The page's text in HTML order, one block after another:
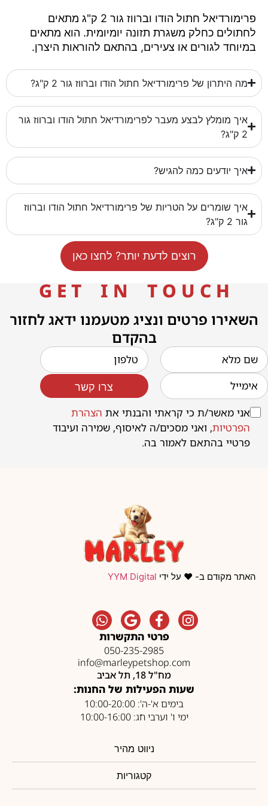
פרימורדיאל חתול הודו וברווז גור 2 ק"ג מתאים
לחתולים כחלק משגרת תזונה יומיומית. הוא מתאים
במיוחד לגורים או צעירים, בהתאם להוראות היצרן.
מה היתרון של פרימורדיאל חתול הודו וברווז גור 2 ק"ג?
איך מומלץ לבצע מעבר לפרימורדיאל חתול הודו וברווז גור
2 ק"ג?
איך יודעים כמה להגיש?
איך שומרים על הטריות של פרימורדיאל חתול הודו וברווז
גור 2 ק"ג?
רוצים לדעת יותר? לחצו כאן
G E T I N T O U C H
השאירו פרטים ונציג מטעמנו ידאג לחזור
בהקדם
אני מאשר/ת כי קראתי והבנתי את הצהרת
הפרטיות, ואני מסכים/ה לאיסוף, שמירה ועיבוד
פרטיי בהתאם לאמור בה.
צרו קשר
האתר מקודם ב- ❤️ על ידי YYM Digital
פרטי התקשרות
050-235-2985
info@marleypetshop.com
מח"ל 18, תל אביב
שעות הפעילות של החנות:
בימים א'-ה': 10:00-20:00
ימי ו' וערבי חג: 10:00-16:00
ניווט מהיר
קטגוריות